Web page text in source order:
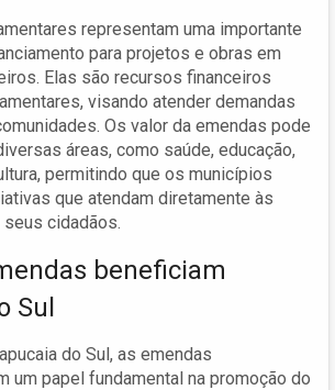
representam uma importante
para projetos e obras em
Elas são recursos financeiros
visando atender demandas
Os valor da emendas pode
áreas, como saúde, educação,
permitindo que os municípios
que atendam diretamente às
cidadãos.
beneficiam
Sul
do Sul, as emendas
um papel fundamental na promoção do